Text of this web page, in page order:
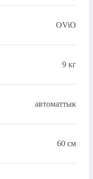
OViO
9 кг
автоматтык
60 см